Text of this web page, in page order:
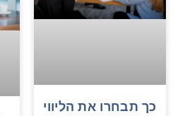
כך תבחרו את הליווי